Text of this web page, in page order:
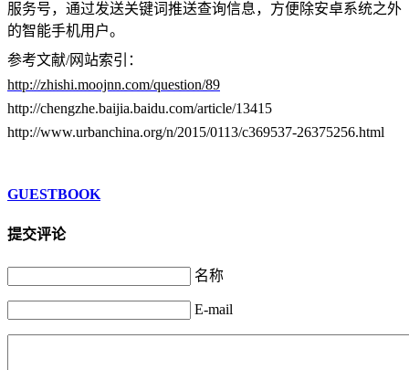
服务号，通过发送关键词推送查询信息，方便除安卓系统之外
的智能手机用户。
参考文献/网站索引：
http://zhishi.moojnn.com/question/89
http://chengzhe.baijia.baidu.com/article/13415
http://www.urbanchina.org/n/2015/0113/c369537-26375256.html
GUESTBOOK
提交评论
名称
E-mail